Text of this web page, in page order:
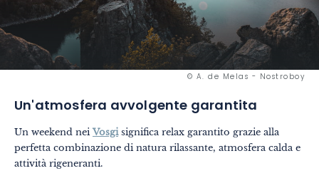
© A. de Melas - Nostroboy
Un'atmosfera avvolgente garantita
Un weekend neiVosgisignifica relax garantito grazie alla
perfetta combinazione di natura rilassante, atmosfera calda e
attività rigeneranti.